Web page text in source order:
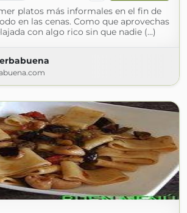
platos más informales en el fin de
en las cenas. Como que aprovechas
con algo rico sin que nadie (...)